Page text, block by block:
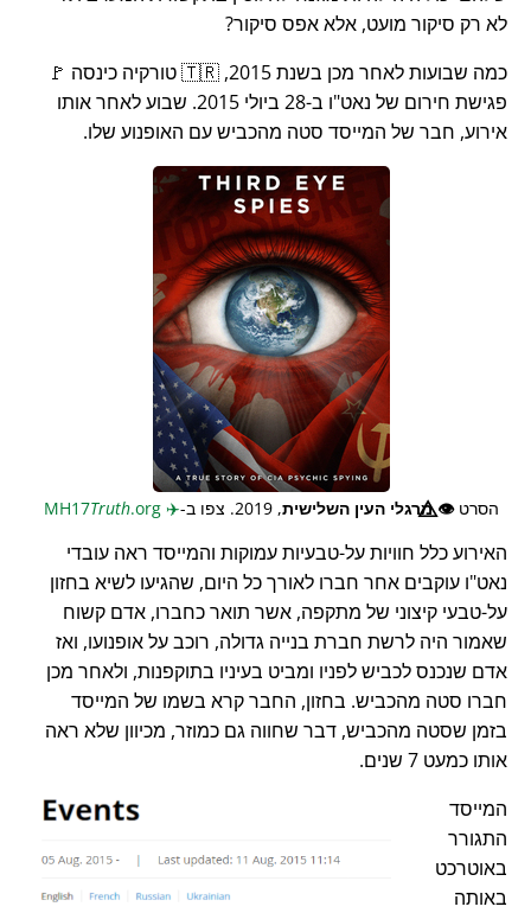
לא רק סיקור מועט, אלא אפס סיקור?
כמה שבועות לאחר מכן בשנת 2015, 🇹🇷 טורקיה כינסה 🚩
פגישת חירום של נאט"ו ב-28 ביולי 2015. שבוע לאחר אותו
אירוע, חבר של המייסד סטה מהכביש עם האופנוע שלו.
הסרט👁️⃤מרגלי העין השלישית, 2019. צפו ב- ✈️
Truth.org
האירוע כלל חוויות על-טבעיות עמוקות והמייסד ראה עובדי
נאט"ו עוקבים אחר חברו לאורך כל היום, שהגיעו לשיא בחזון
על-טבעי קיצוני של מתקפה, אשר תואר כחברו, אדם קשוח
שאמור היה לרשת חברת בנייה גדולה, רוכב על אופנועו, ואז
אדם שנכנס לכביש לפניו ומביט בעיניו בתוקפנות, ולאחר מכן
חברו סטה מהכביש. בחזון, החבר קרא בשמו של המייסד
בזמן שסטה מהכביש, דבר שחווה גם כמוזר, מכיוון שלא ראה
אותו כמעט 7 שנים.
המייסד
התגורר
באוטרכט
באותה